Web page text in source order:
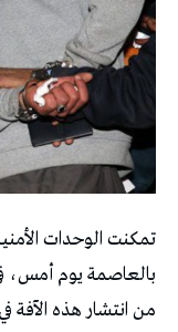
تمكنت الوحدات
بالعاصمة يوم أمس،
من انتشار هذه الآفة